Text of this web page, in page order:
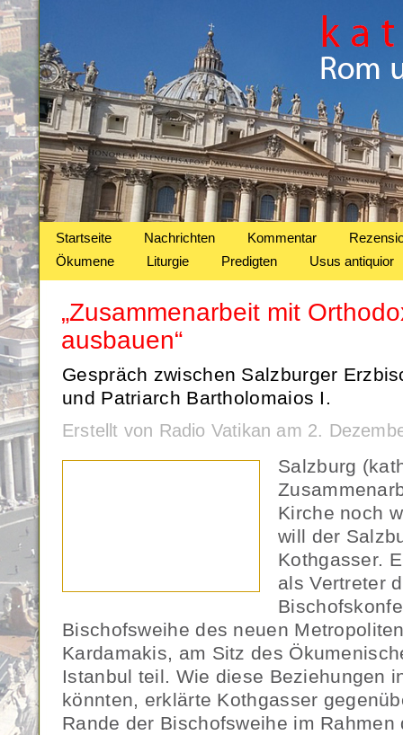
Startseite Nachrichten Kommentar
Ökumene
Liturgie Predigten Usus antiquior
„Zusammenarbeit mit
ausbauen“
Gespräch zwischen Salzburger
und Patriarch Bartholomaios I.
Erstellt von Radio Vatikan am 2.
Salzburg
Kirche noch
will der
Kothgasser.
als Vertreter
Bischofsweihe des neuen
Kardamakis, am Sitz des
Istanbul teil. Wie diese Beziehungen
könnten, erklärte Kothgasser
Rande der Bischofsweihe im Rahmen